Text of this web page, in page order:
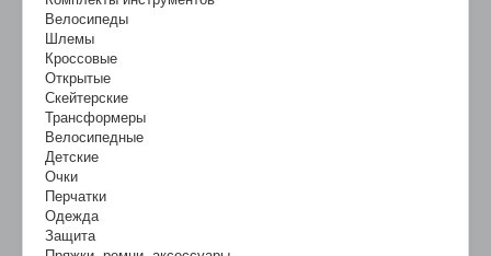
Велосипеды
Шлемы
Кроссовые
Открытые
Скейтерские
Трансформеры
Велосипедные
Детские
Очки
Перчатки
Одежда
Защита